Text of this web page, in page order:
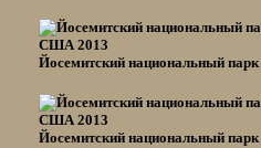
Йосемитский национальный парк
Йосемитский национальный парк